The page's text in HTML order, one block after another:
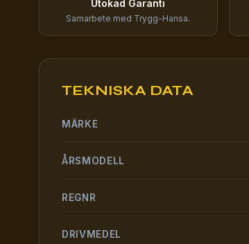
Utökad Garanti
Samarbete med Trygg-Hansa.
TEKNISKA DATA
MÄRKE
ÅRSMODELL
REGNR
DRIVMEDEL